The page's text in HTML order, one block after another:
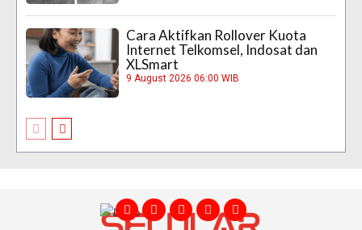
Cara Aktifkan Rollover Kuota
Internet Telkomsel, Indosat dan
XLSmart
9 August 2026 06:00 WIB